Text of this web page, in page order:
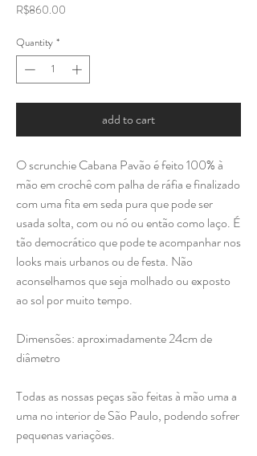
R$860.00
Quantity *
add to cart
O scrunchie Cabana Pavão é feito 100% à
mão em crochê com palha de ráfia e finalizado
com uma fita em seda pura que pode ser
usada solta, com ou nó ou então como laço. É
tão democrático que pode te acompanhar nos
looks mais urbanos ou de festa. Não
aconselhamos que seja molhado ou exposto
ao sol por muito tempo.
Dimensões: aproximadamente 24cm de
diâmetro
Todas as nossas peças são feitas à mão uma a
uma no interior de São Paulo, podendo sofrer
pequenas variações.